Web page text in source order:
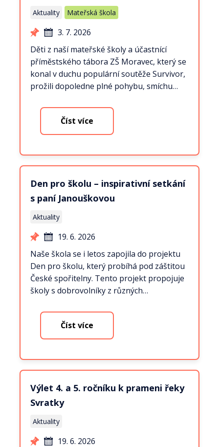
Aktuality Mateřská škola
3. 7. 2026
Děti z naší mateřské školy a účastnící
příměstského tábora ZŠ Moravec, který se
konal v duchu populární soutěže Survivor,
prožili dopoledne plné pohybu, smíchu…
Číst více
Den pro školu – inspirativní setkání
s paní Janouškovou
Aktuality
19. 6. 2026
Naše škola se i letos zapojila do projektu
Den pro školu, který probíhá pod záštitou
České spořitelny. Tento projekt propojuje
školy s dobrovolníky z různých…
Číst více
Výlet 4. a 5. ročníku k prameni řeky
Svratky
Aktuality
19. 6. 2026